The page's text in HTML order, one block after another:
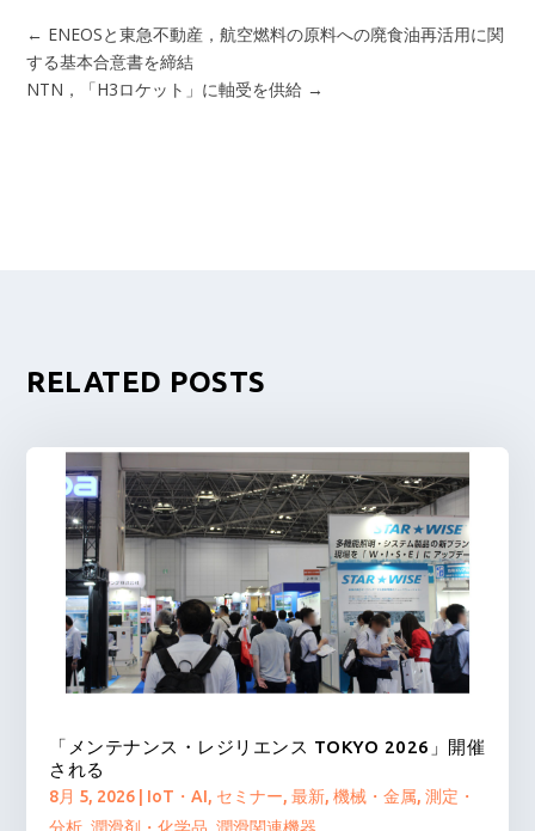
← ENEOSと東急不動産，航空燃料の原料への廃食油再活用に関
する基本合意書を締結
NTN，「H3ロケット」に軸受を供給 →
RELATED POSTS
「メンテナンス・レジリエンス TOKYO 2026」開催
される
8月 5, 2026 IoT・AI, セミナー,最新,機械・金属,測定・